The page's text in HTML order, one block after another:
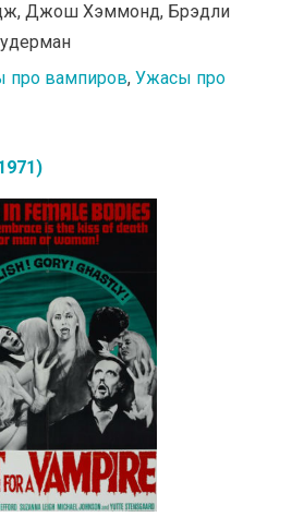
Джош Хэммонд, Брэдли
про вампиров, Ужасы про